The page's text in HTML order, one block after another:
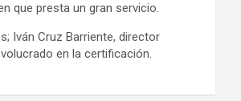
que presta un gran servicio.
Iván Cruz Barriente, director
en la certificación.